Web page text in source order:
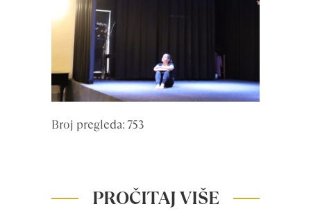
Broj pregleda: 753
PROČITAJ VIŠE